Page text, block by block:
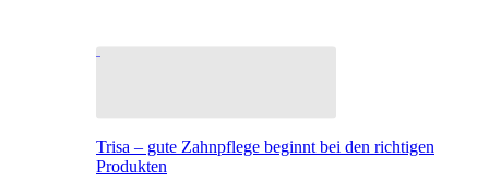
Trisa – gute Zahnpflege beginnt bei den richtigen
Produkten